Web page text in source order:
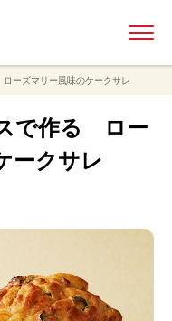
ーズマリー風味のケークサレ
で作る ロー
ークサレ